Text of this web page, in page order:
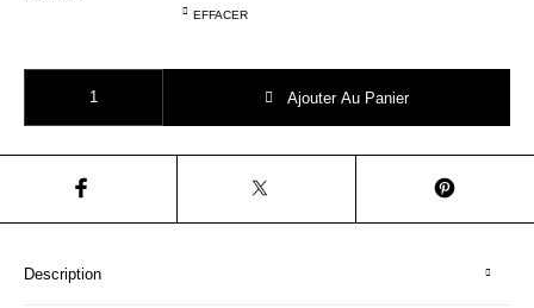
EFFACER
Ajouter Au Panier
Description